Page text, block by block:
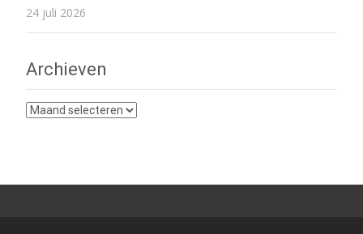
24 juli 2026
Archieven
Archieven